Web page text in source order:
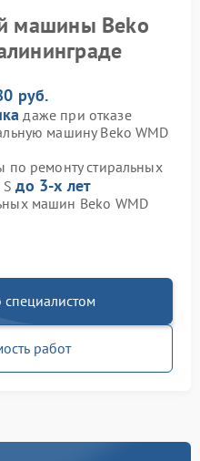
машины Beko
руб.
даже при отказе
машину Beko WMD
по ремонту стиральных
Sдо 3-х лет
машин Beko WMD
специалистом
работ